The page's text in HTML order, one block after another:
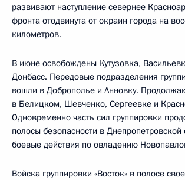
развивают наступление севернее
фронта отодвинута от окраин города на
километров.
В июне освобождены Кутузовка,
Донбасс. Передовые подразделения
вошли в Доброполье и Анновку.
в Белицком, Шевченко, Сергеевке и
Одновременно часть сил группировки
полосы безопасности в Днепропетровской
боевые действия по овладению
Войска группировки «Восток» в полосе